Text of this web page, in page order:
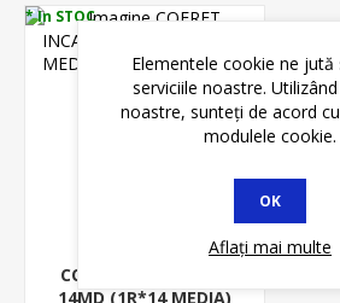
* In STOC
COFRET INCASTRAT
14MD (1R*14 MEDIA)
Elementele cookie ne jută
serviciile noastre.
noastre, sunteți de acord
modulele cookie.
OK
Aflați mai multe